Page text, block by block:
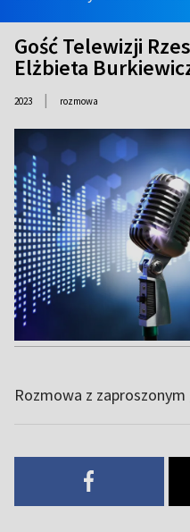
Gość Telewizji
Elżbieta
2023 | rozmowa
Rozmowa z